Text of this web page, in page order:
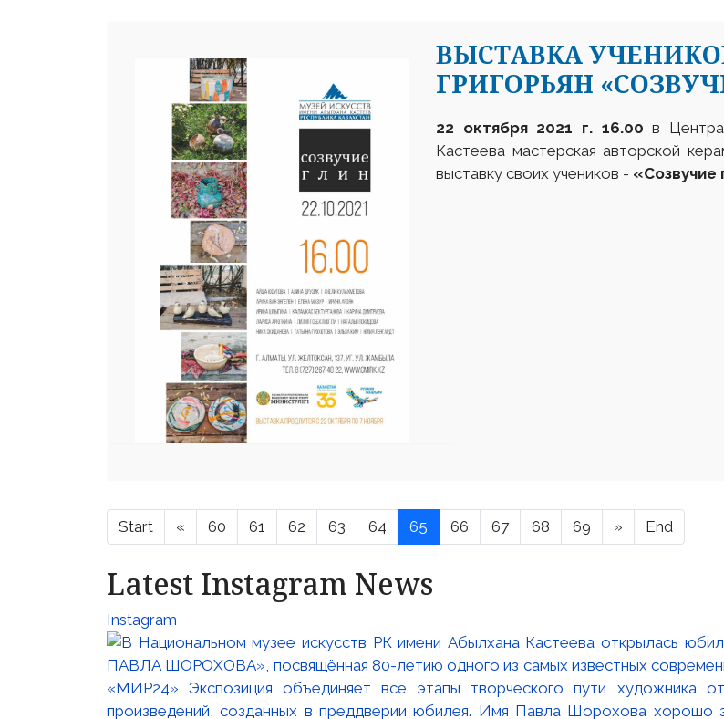
ВЫСТАВКА
ГРИГОРЬЯН
22 октября 2021 г. 16.00в
Кастеева мастерская авторской
выставку своих учеников - «Созвучие
Start « 60 61 62 63 64 65 66 67 68 69 » End
Latest Instagram News
Instagram